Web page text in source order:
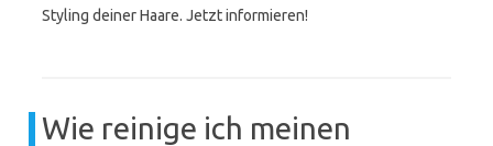
Styling deiner Haare. Jetzt informieren!
Wie reinige ich meinen